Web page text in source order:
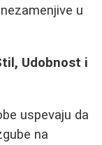
u
Udobnost i
uspevaju da
na